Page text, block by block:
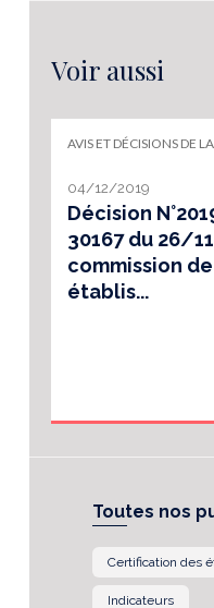
Voir aussi
AVIS ET DÉCISIONS DE
04/12/2019
Décision
30167 du 26/
commission
établis...
Toutes nos
Certification des
Indicateurs